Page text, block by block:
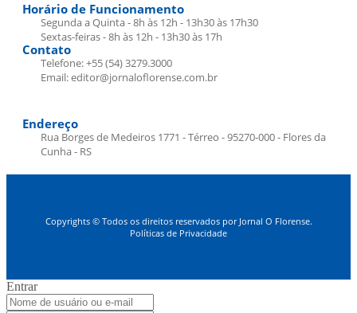
Horário de Funcionamento
Segunda a Quinta - 8h às 12h - 13h30 às 17h30
Sextas-feiras - 8h às 12h - 13h30 às 17h
Contato
Telefone: +55 (54) 3279.3000
Email: editor@jornaloflorense.com.br
Endereço
Rua Borges de Medeiros 1771 - Térreo - 95270-000 - Flores da
Cunha - RS
Copyrights © Todos os direitos reservados por Jornal O Florense.
Políticas de Privacidade
Entrar